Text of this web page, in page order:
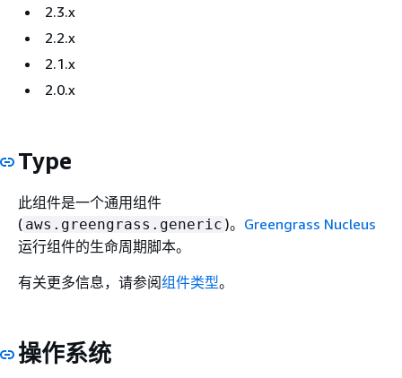
2.3.x
2.2.x
2.1.x
2.0.x
Type
此组件是一个通用组件
( aws.greengrass.generic )。 Greengrass Nucleus
运行组件的生命周期脚本。
有关更多信息，请参阅组件类型。
操作系统